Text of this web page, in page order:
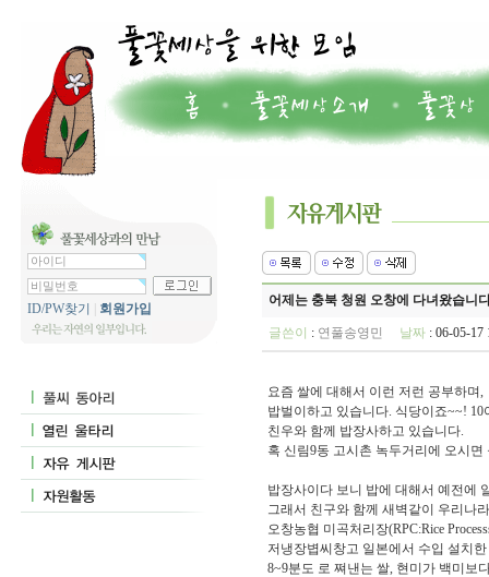
ID/PW찾기 회원가입
어제는 충북 청원 오창에 다녀왔습니
글쓴이 : 연풀송영민 날짜: 06-05-
요즘 쌀에 대해서 이런 저런 공부하며,
밥벌이하고 있습니다. 식당이죠~~!
친우와 함께 밥장사하고 있습니다.
혹 신림9동 고시촌 녹두거리에 오시
밥장사이다 보니 밥에 대해서 예전에
그래서 친구와 함께 새벽같이 우리나
오창농협 미곡처리장(RPC:Rice
저냉장볍씨창고 일본에서 수입 설치
8~9분도 로 쪄낸는 쌀, 현미가 백미보